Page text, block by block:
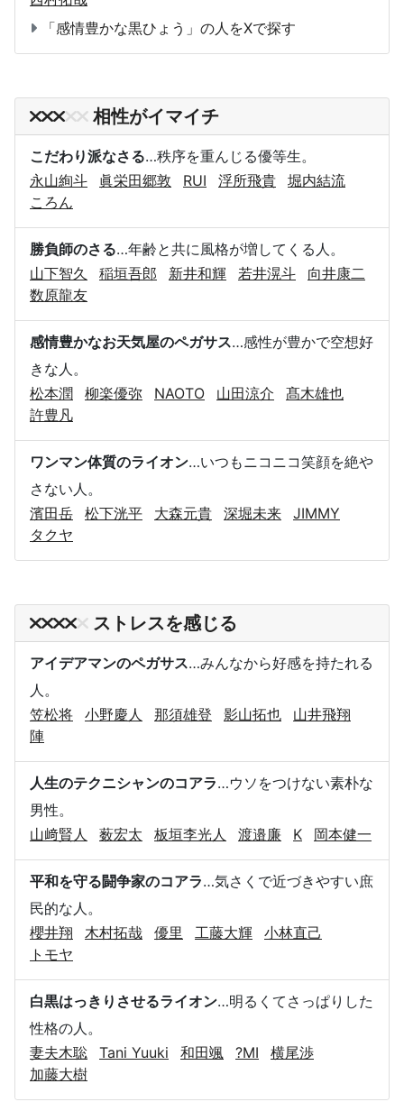
「感情豊かな黒ひょう」の人をXで探す
相性がイマイチ
こだわり派なさる…秩序を重んじる優等生。
永山絢斗
眞栄田郷敦 RUI 浮所飛貴
堀内結流
ころん
勝負師のさる…年齢と共に風格が増してくる人。
山下智久
稲垣吾郎 新井和輝 若井滉斗
向井康二
数原龍友
感情豊かなお天気屋のペガサス…感性が豊かで空想好
きな人。
松本潤
柳楽優弥 NAOTO 山田涼介
髙木雄也
許豊凡
ワンマン体質のライオン…いつもニコニコ笑顔を絶や
さない人。
濱田岳
松下洸平 大森元貴 深堀未来
JIMMY
タクヤ
ストレスを感じる
アイデアマンのペガサス…みんなから好感を持たれる
人。
笠松将
小野慶人 那須雄登 影山拓也
山井飛翔
陣
人生のテクニシャンのコアラ…ウソをつけない素朴な
男性。
山﨑賢人
薮宏太 板垣李光人 渡邉廉 K 岡本健一
平和を守る闘争家のコアラ…気さくで近づきやすい庶
民的な人。
櫻井翔
木村拓哉 優里 工藤大輝
小林直己
トモヤ
白黒はっきりさせるライオン…明るくてさっぱりした
性格の人。
妻夫木聡
Tani Yuuki 和田颯 ?MI
横尾渉
加藤大樹